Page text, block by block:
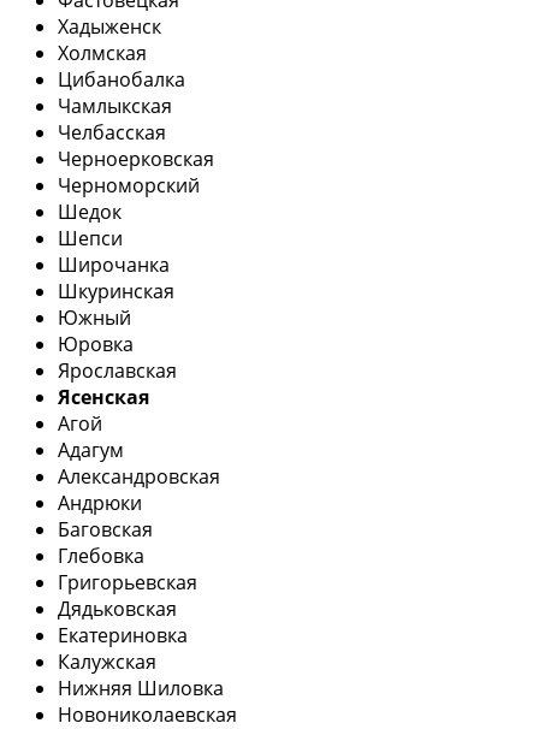
Хадыженск
Холмская
Цибанобалка
Чамлыкская
Челбасская
Черноерковская
Черноморский
Шедок
Шепси
Широчанка
Шкуринская
Южный
Юровка
Ярославская
Ясенская
Агой
Адагум
Александровская
Андрюки
Баговская
Глебовка
Григорьевская
Дядьковская
Екатериновка
Калужская
Нижняя Шиловка
Новониколаевская